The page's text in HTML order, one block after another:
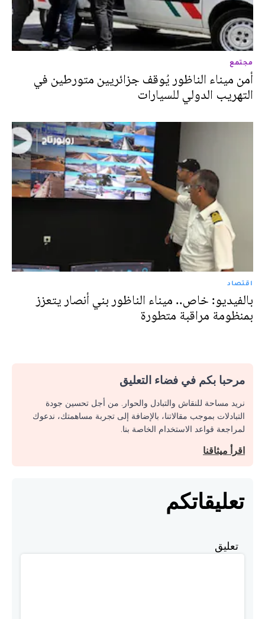
مجتمع
أمن ميناء الناظور يُوقف جزائريين متورطين في
التهريب الدولي للسيارات
اقتصاد
بالفيديو: خاص.. ميناء الناظور بني أنصار يتعزز
بمنظومة مراقبة متطورة
مرحبا بكم في فضاء التعليق
نريد مساحة للنقاش والتبادل والحوار. من أجل تحسين جودة
التبادلات بموجب مقالاتنا، بالإضافة إلى تجربة مساهمتك، ندعوك
لمراجعة قواعد الاستخدام الخاصة بنا.
اقرأ ميثاقنا
تعليقاتكم
تعليق